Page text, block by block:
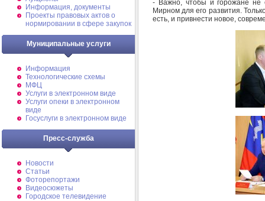
Информация, документы
Проекты правовых актов о
нормировании в сфере закупок
Муниципальные услуги
Информация
Технологические схемы
МФЦ
Услуги в электронном виде
Услуги опеки в электронном
виде
Госуслуги в электронном виде
Пресс-служба
Новости
Статьи
Фоторепортажи
Видеосюжеты
Городское телевидение
- Важно, чтобы и горожане не
Мирном для его развития.
есть, и привнести новое,